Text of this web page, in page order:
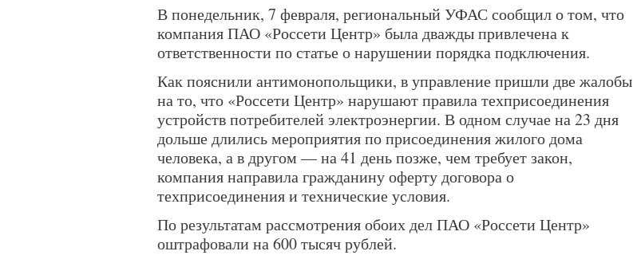
В понедельник, 7 февраля, региональный УФАС сообщил о том, что
компания ПАО «Россети Центр» была дважды привлечена к
ответственности по статье о нарушении порядка подключения.
Как пояснили антимонопольщики, в управление пришли две жалобы
на то, что «Россети Центр» нарушают правила техприсоединения
устройств потребителей электроэнергии. В одном случае на 23 дня
дольше длились мероприятия по присоединения жилого дома
человека, а в другом — на 41 день позже, чем требует закон,
компания направила гражданину оферту договора о
техприсоединения и технические условия.
По результатам рассмотрения обоих дел ПАО «Россети Центр»
оштрафовали на 600 тысяч рублей.